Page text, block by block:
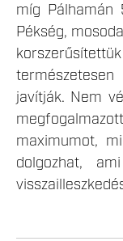
míg Pálhamán
Pékség,
javítják. Nem
maximumot,
dolgozhat,